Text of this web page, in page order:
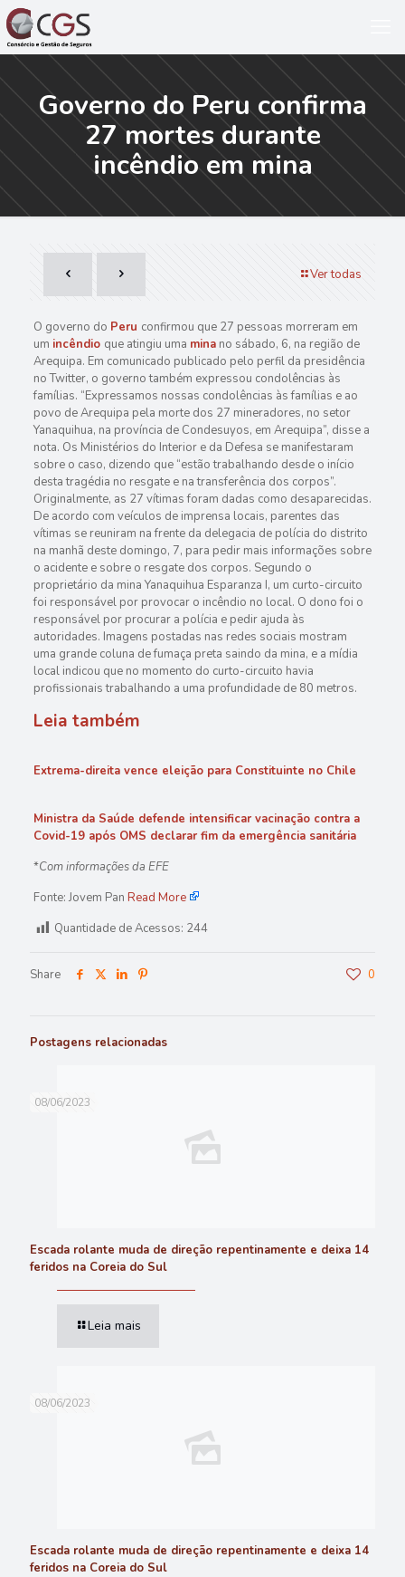
Governo do Peru confirma
27 mortes durante
incêndio em mina
Ver todas
O governo do Peru confirmou que 27 pessoas morreram em
um incêndio que atingiu uma mina no sábado, 6, na região de
Arequipa. Em comunicado publicado pelo perfil da presidência
no Twitter, o governo também expressou condolências às
famílias. “Expressamos nossas condolências às famílias e ao
povo de Arequipa pela morte dos 27 mineradores, no setor
Yanaquihua, na província de Condesuyos, em Arequipa”, disse a
nota. Os Ministérios do Interior e da Defesa se manifestaram
sobre o caso, dizendo que “estão trabalhando desde o início
desta tragédia no resgate e na transferência dos corpos”.
Originalmente, as 27 vítimas foram dadas como desaparecidas.
De acordo com veículos de imprensa locais, parentes das
vítimas se reuniram na frente da delegacia de polícia do distrito
na manhã deste domingo, 7, para pedir mais informações sobre
o acidente e sobre o resgate dos corpos. Segundo o
proprietário da mina Yanaquihua Esparanza I, um curto-circuito
foi responsável por provocar o incêndio no local. O dono foi o
responsável por procurar a polícia e pedir ajuda às
autoridades. Imagens postadas nas redes sociais mostram
uma grande coluna de fumaça preta saindo da mina, e a mídia
local indicou que no momento do curto-circuito havia
profissionais trabalhando a uma profundidade de 80 metros.
Leia também
Extrema-direita vence eleição para Constituinte no Chile
Ministra da Saúde defende intensificar vacinação contra a
Covid-19 após OMS declarar fim da emergência sanitária
*Com informações da EFE
Fonte: Jovem Pan Read More
Quantidade de Acessos: 244
Share 0
Postagens relacionadas
08/06/2023
Escada rolante muda de direção repentinamente e deixa 14
feridos na Coreia do Sul
Leia mais
08/06/2023
Escada rolante muda de direção repentinamente e deixa 14
feridos na Coreia do Sul